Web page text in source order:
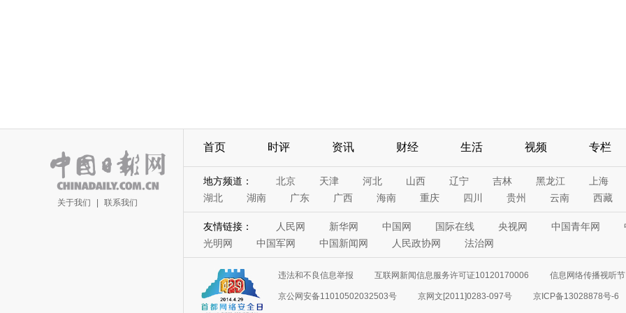
关于我们 | 联系我们
首页 时评 资讯 财经 生活 视频 专栏
地方频道： 北京 天津 河北 山西 辽宁 吉林 黑龙江
上海
湖北
湖南 广东 广西 海南 重庆 四川 贵州 云南 西藏
友情链接： 人民网 新华网 中国网 国际在线 央视网 中国青年网
光明网
中国军网 中国新闻网 人民政协网 法治网
违法和不良信息举报 互联网新闻信息服务许可证10120170006 信息网络传播视听
京公网安备11010502032503号 京网文[2011]0283-097号 京ICP备13028878号-6